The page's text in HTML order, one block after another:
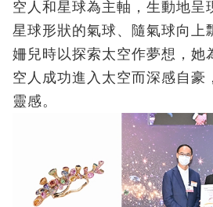
空人和星球為主軸，生動地呈
星球形狀的氣球、隨氣球向上
姍兒時以探索太空作夢想，她
空人成功進入太空而深感自豪
靈感。